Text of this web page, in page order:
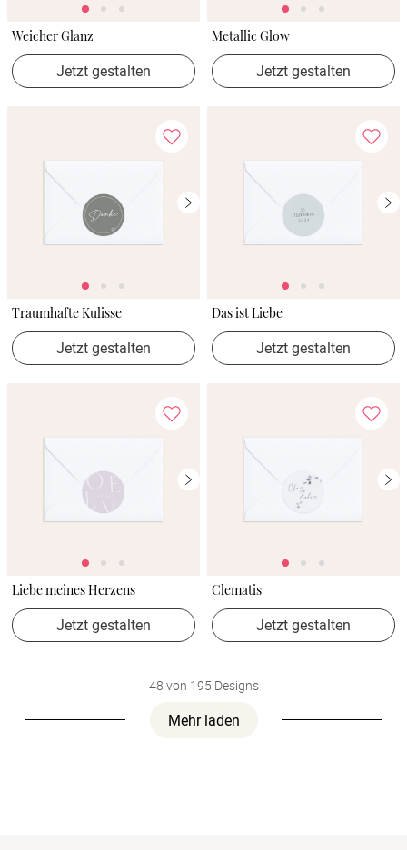
Weicher Glanz
Jetzt gestalten
Metallic Glow
Jetzt gestalten
Traumhafte Kulisse
Jetzt gestalten
Das ist Liebe
Jetzt gestalten
Liebe meines Herzens
Jetzt gestalten
Clematis
Jetzt gestalten
48 von 195 Designs
Mehr laden